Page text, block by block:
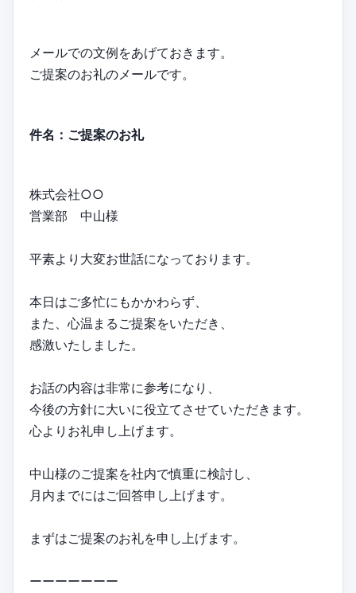
メールでの文例をあげておきます。
ご提案のお礼のメールです。
件名：ご提案のお礼
株式会社○○
営業部 中山様
平素より大変お世話になっております。
本日はご多忙にもかかわらず、
また、心温まるご提案をいただき、
感激いたしました。
お話の内容は非常に参考になり、
今後の方針に大いに役立てさせていただきます。
心よりお礼申し上げます。
中山様のご提案を社内で慎重に検討し、
月内までにはご回答申し上げます。
まずはご提案のお礼を申し上げます。
ーーーーーーー